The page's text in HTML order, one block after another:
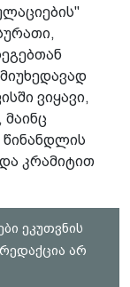
ვიყავი,
წინანდლის
კრამიტით
ეკუთვნის
არ